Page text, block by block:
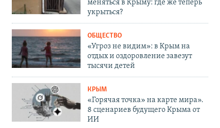
меняться в Крыму: где же теперь
укрыться?
ОБЩЕСТВО
«Угроз не видим»: в Крым на
отдых и оздоровление завезут
тысячи детей
КРЫМ
«Горячая точка» на карте мира».
8 сценариев будущего Крыма от
ИИ